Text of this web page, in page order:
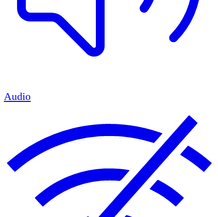
Audio